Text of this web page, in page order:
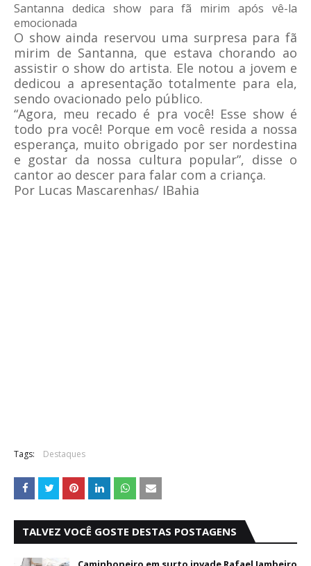
Santanna dedica show para fã mirim após vê-la
emocionada
O show ainda reservou uma surpresa para fã
mirim de Santanna, que estava chorando ao
assistir o show do artista. Ele notou a jovem e
dedicou a apresentação totalmente para ela,
sendo ovacionado pelo público.
“Agora, meu recado é pra você! Esse show é
todo pra você! Porque em você resida a nossa
esperança, muito obrigado por ser nordestina
e gostar da nossa cultura popular”, disse o
cantor ao descer para falar com a criança.
Por Lucas Mascarenhas/ IBahia
Tags: Destaques
TALVEZ VOCÊ GOSTE DESTAS POSTAGENS